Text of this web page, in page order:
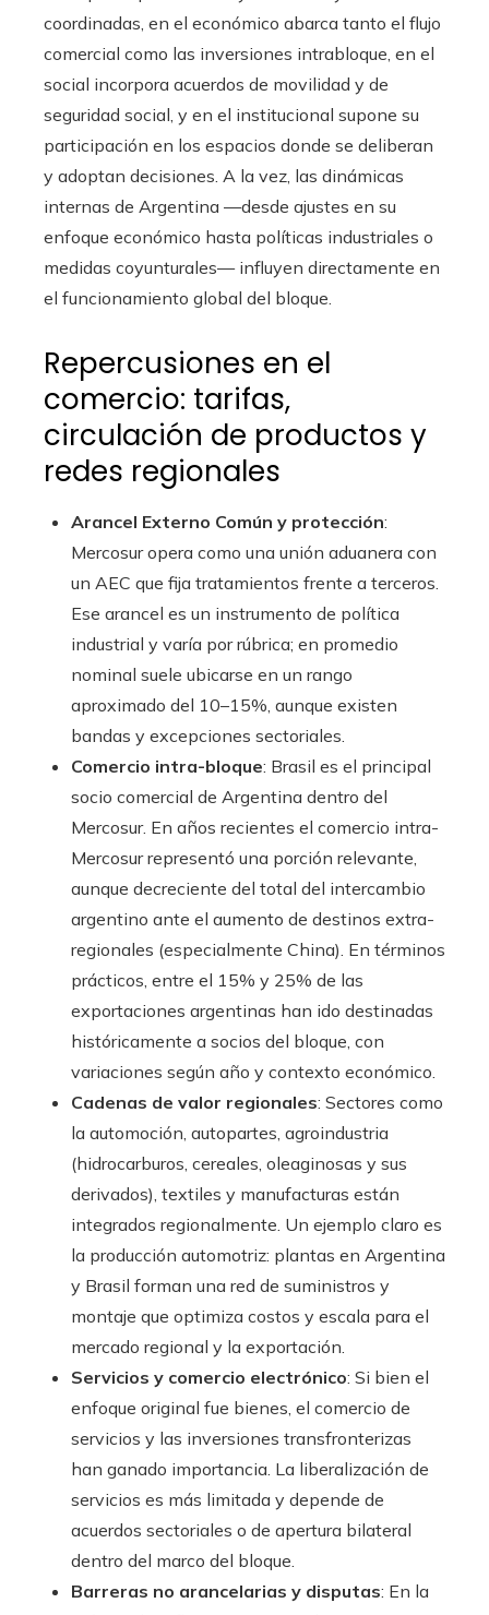
coordinadas, en el económico abarca tanto el flujo
comercial como las inversiones intrabloque, en el
social incorpora acuerdos de movilidad y de
seguridad social, y en el institucional supone su
participación en los espacios donde se deliberan
y adoptan decisiones. A la vez, las dinámicas
internas de Argentina —desde ajustes en su
enfoque económico hasta políticas industriales o
medidas coyunturales— influyen directamente en
el funcionamiento global del bloque.
Repercusiones en el
comercio: tarifas,
circulación de productos y
redes regionales
Arancel Externo Común y protección:
Mercosur opera como una unión aduanera con
un AEC que fija tratamientos frente a terceros.
Ese arancel es un instrumento de política
industrial y varía por rúbrica; en promedio
nominal suele ubicarse en un rango
aproximado del 10–15%, aunque existen
bandas y excepciones sectoriales.
Comercio intra-bloque: Brasil es el principal
socio comercial de Argentina dentro del
Mercosur. En años recientes el comercio intra-
Mercosur representó una porción relevante,
aunque decreciente del total del intercambio
argentino ante el aumento de destinos extra-
regionales (especialmente China). En términos
prácticos, entre el 15% y 25% de las
exportaciones argentinas han ido destinadas
históricamente a socios del bloque, con
variaciones según año y contexto económico.
Cadenas de valor regionales: Sectores como
la automoción, autopartes, agroindustria
(hidrocarburos, cereales, oleaginosas y sus
derivados), textiles y manufacturas están
integrados regionalmente. Un ejemplo claro es
la producción automotriz: plantas en Argentina
y Brasil forman una red de suministros y
montaje que optimiza costos y escala para el
mercado regional y la exportación.
Servicios y comercio electrónico: Si bien el
enfoque original fue bienes, el comercio de
servicios y las inversiones transfronterizas
han ganado importancia. La liberalización de
servicios es más limitada y depende de
acuerdos sectoriales o de apertura bilateral
dentro del marco del bloque.
Barreras no arancelarias y disputas: En la